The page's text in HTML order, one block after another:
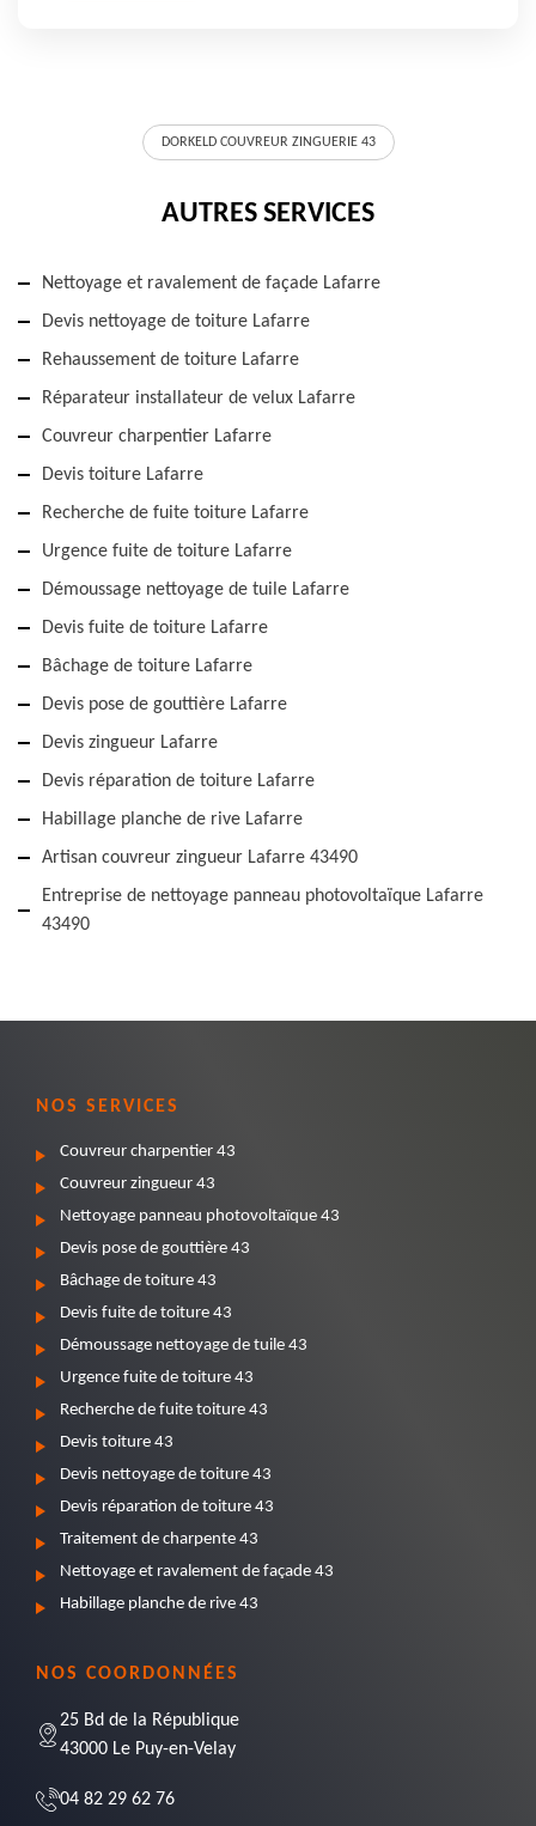
DORKELD COUVREUR ZINGUERIE 43
AUTRES SERVICES
Nettoyage et ravalement de façade Lafarre
Devis nettoyage de toiture Lafarre
Rehaussement de toiture Lafarre
Réparateur installateur de velux Lafarre
Couvreur charpentier Lafarre
Devis toiture Lafarre
Recherche de fuite toiture Lafarre
Urgence fuite de toiture Lafarre
Démoussage nettoyage de tuile Lafarre
Devis fuite de toiture Lafarre
Bâchage de toiture Lafarre
Devis pose de gouttière Lafarre
Devis zingueur Lafarre
Devis réparation de toiture Lafarre
Habillage planche de rive Lafarre
Artisan couvreur zingueur Lafarre 43490
Entreprise de nettoyage panneau photovoltaïque Lafarre
43490
NOS SERVICES
Couvreur charpentier 43
Couvreur zingueur 43
Nettoyage panneau photovoltaïque 43
Devis pose de gouttière 43
Bâchage de toiture 43
Devis fuite de toiture 43
Démoussage nettoyage de tuile 43
Urgence fuite de toiture 43
Recherche de fuite toiture 43
Devis toiture 43
Devis nettoyage de toiture 43
Devis réparation de toiture 43
Traitement de charpente 43
Nettoyage et ravalement de façade 43
Habillage planche de rive 43
NOS COORDONNÉES
25 Bd de la République
43000 Le Puy-en-Velay
04 82 29 62 76